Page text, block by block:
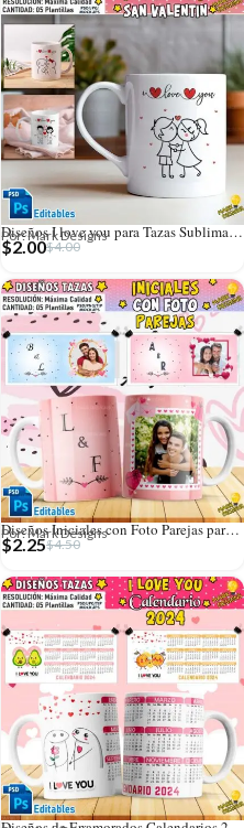
Diseños I love you para Tazas Sublimables
Por: Mark Designs
$4.00
$2.00
Diseños Iniciales con Foto Parejas para Tazas
Por: Mark Designs
$4.50
$2.25